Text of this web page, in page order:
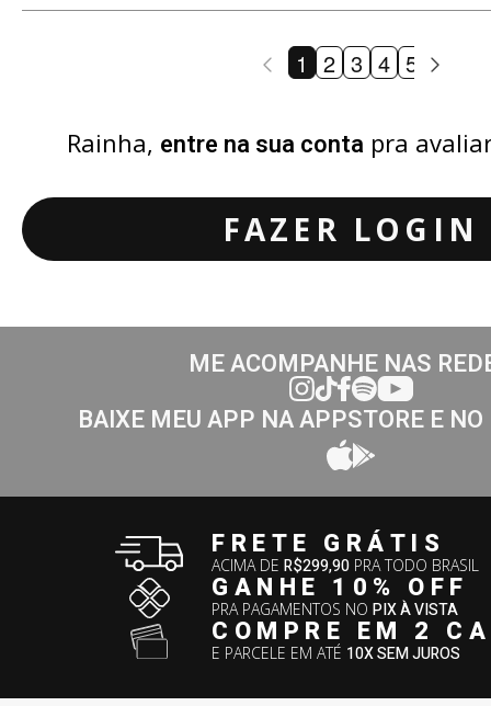
1 2 3 4 5 6
Rainha, entre na sua conta pra
FAZER LOGIN
ME ACOMPANHE NAS
BAIXE MEU APP NA APPSTORE E
FRETE GRÁTIS
ACIMA DER$299,90 PRA TODO BRASIL
GANHE 10% OFF
PRA PAGAMENTOS NOPIX À VISTA
COMPRE EM 2
E PARCELE EM ATÉ 10X SEM JUROS